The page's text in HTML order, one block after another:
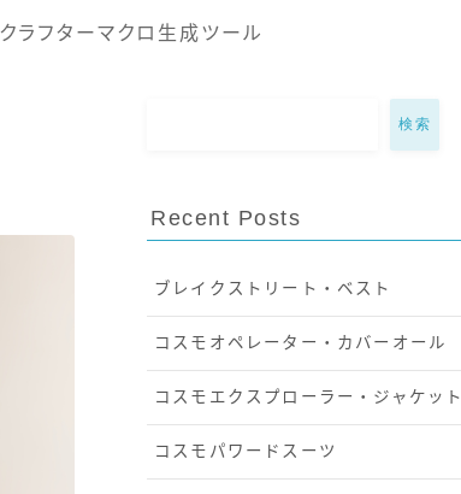
クラフターマクロ生成ツール
検索
Recent Posts
ブレイクストリート・ベスト
コスモオペレーター・カバーオール
コスモエクスプローラー・ジャケット
コスモパワードスーツ